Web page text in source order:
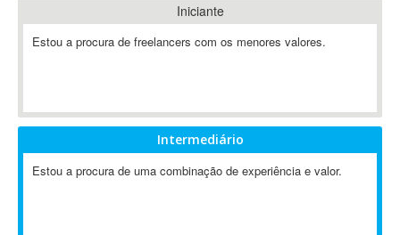
A-GPS
ABAP
Abaqus
ABBYY FineReader
Iniciante
Estou a procura de freelancers com os menores valores.
Intermediário
Estou a procura de uma combinação de experiência e valor.